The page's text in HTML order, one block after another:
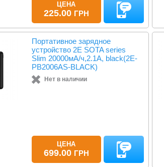
ЦЕНА
225.00 ГРН
Портативное зарядное
устройство 2Е SOTA series
Slim 20000мА/ч,2.1A, black(2E-
PB2006AS-BLACK)
Нет в наличии
ЦЕНА
699.00 ГРН